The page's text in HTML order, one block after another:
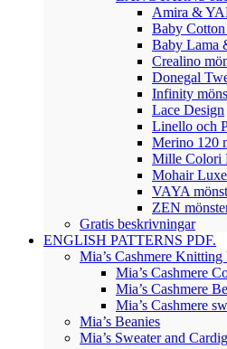
Amira &
Baby
Baby Lama
Crealino
Donegal
Infinity
Lace Design
Linello och
Merino 120
Mille Colori
Mohair
VAYA
ZEN
Gratis beskrivningar
ENGLISH PATTERNS PDF.
Mia’s Cashmere Knitting
Mia’s Cashmere
Mia’s Cashmere
Mia’s Cashmere
Mia’s Beanies
Mia’s Sweater and